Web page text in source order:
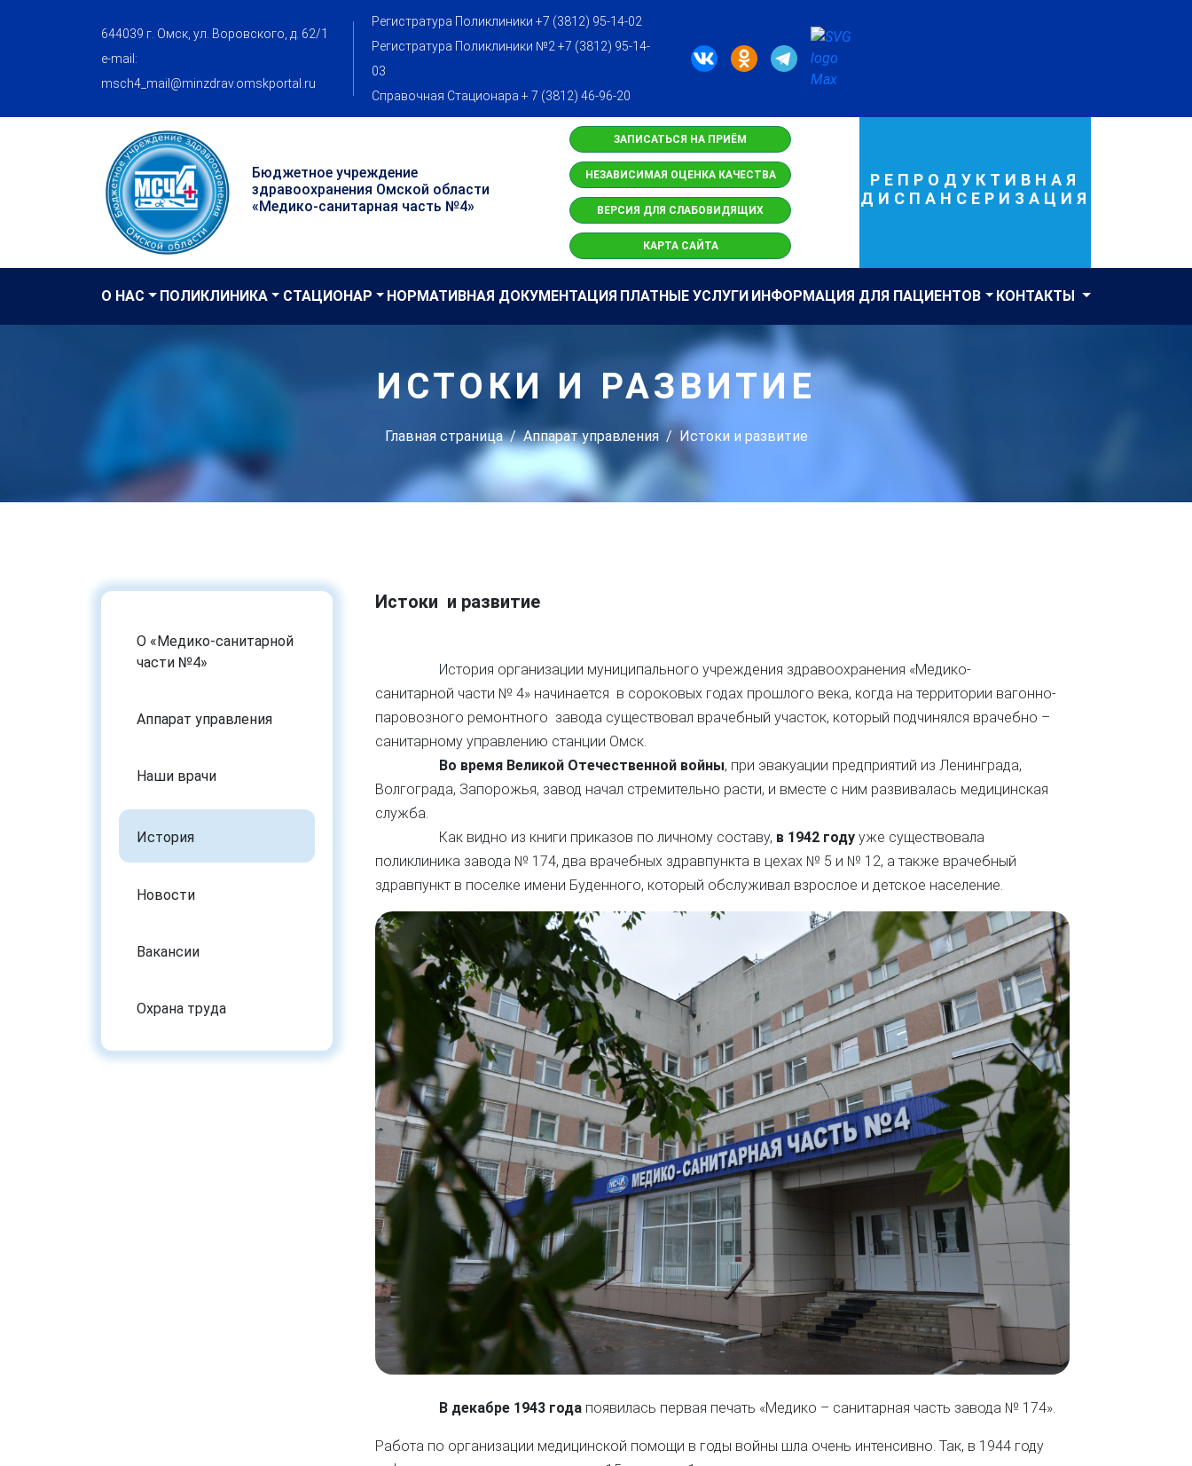
644039 г. Омск, ул. Воровского, д. 62/1
e-mail:
msch4_mail@minzdrav.omskportal.ru
Регистратура Поликлиники +7 (3812) 95-14-02
Регистратура Поликлиники №2 +7 (3812) 95-14-
03
Справочная Стационара + 7 (3812) 46-96-20
Бюджетное учреждение
здравоохранения Омской области
«Медико-санитарная часть №4»
ЗАПИСАТЬСЯ НА ПРИЁМ
НЕЗАВИСИМАЯ ОЦЕНКА КАЧЕСТВА
ВЕРСИЯ ДЛЯ СЛАБОВИДЯЩИХ
КАРТА САЙТА
РЕПРОДУКТИВНАЯ
ДИСПАНСЕРИЗАЦИЯ
О НАС ПОЛИКЛИНИКА СТАЦИОНАР НОРМАТИВНАЯ ДОКУМЕНТАЦИЯ ПЛАТНЫЕ УСЛУГИ ИНФОРМАЦИЯ ДЛЯ ПАЦИЕНТОВ КОНТАКТЫ
ИСТОКИ И РАЗВИТИЕ
Главная страница Аппарат управления Истоки и развитие
О «Медико-санитарной
части №4»
Аппарат управления
Наши врачи
История
Новости
Вакансии
Охрана труда
Истоки и развитие
История организации муниципального учреждения здравоохранения «Медико-
санитарной части № 4» начинается в сороковых годах прошлого века, когда на территории вагонно-
паровозного ремонтного завода существовал врачебный участок, который подчинялся врачебно –
санитарному управлению станции Омск.
Во время Великой Отечественной войны, при эвакуации предприятий из Ленинграда,
Волгограда, Запорожья, завод начал стремительно расти, и вместе с ним развивалась медицинская
служба.
Как видно из книги приказов по личному составу, в 1942 году уже существовала
поликлиника завода № 174, два врачебных здравпункта в цехах № 5 и № 12, а также врачебный
здравпункт в поселке имени Буденного, который обслуживал взрослое и детское население.
В декабре 1943 года появилась первая печать «Медико – санитарная часть завода № 174».
Работа по организации медицинской помощи в годы войны шла очень интенсивно. Так, в 1944 году